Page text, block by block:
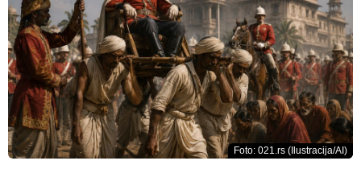
Foto: 021.rs (Ilustracija/AI)